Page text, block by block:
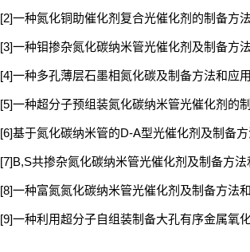
[2]一种氮化铜助催化剂复合光催化剂的制备方
[3]一种钼掺杂氮化碳纳米管光催化剂及制备方
[4]一种多孔薄层石墨相氮化碳及制备方法和应用
[5]一种超分子预组装氮化碳纳米管光催化剂的
[6]基于氮化碳纳米管的D-A型光催化剂及制备
[7]B,S共掺杂氮化碳纳米管光催化剂及制备方法
[8]一种富氮氮化碳纳米管光催化剂及制备方法
[9]一种利用超分子自组装制备大孔有序金属氧